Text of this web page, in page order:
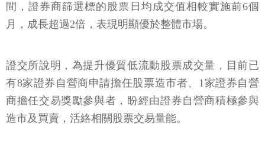
間，證券商篩選標的股票日均成交值相較實施前6個
月，成長超過2倍，表現明顯優於整體市場。
證交所說明，為提升優質低流動股票成交量，目前已
有8家證券自營商申請擔任股票造市者、1家證券自營
商擔任交易獎勵參與者，盼經由證券自營商積極參與
造市及買賣，活絡相關股票交易量能。